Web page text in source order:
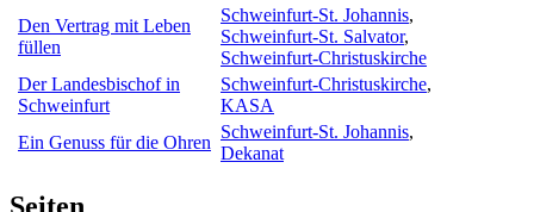
Den Vertrag mit Leben
füllen
Schweinfurt-St. Johannis,
Schweinfurt-St. Salvator,
Schweinfurt-Christuskirche
Der Landesbischof in
Schweinfurt
Schweinfurt-Christuskirche,
KASA
Ein Genuss für die Ohren
Schweinfurt-St. Johannis,
Dekanat